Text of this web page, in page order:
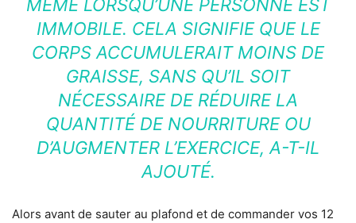
MÊME LORSQU’UNE PERSONNE EST
IMMOBILE. CELA SIGNIFIE QUE LE
CORPS ACCUMULERAIT MOINS DE
GRAISSE, SANS QU’IL SOIT
NÉCESSAIRE DE RÉDUIRE LA
QUANTITÉ DE NOURRITURE OU
D’AUGMENTER L’EXERCICE, A-T-IL
AJOUTÉ.
Alors avant de sauter au plafond et de commander vos 12